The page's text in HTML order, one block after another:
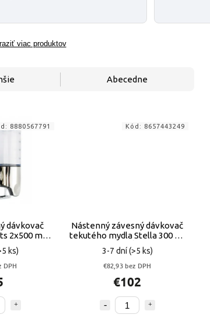
viac produktov
Abecedne
dávkovač
2x500 ml
ks)
DPH
8880567791
Nástenný závesný dávkovač
tekutého mydla Stella 300 ml
CHRÓM
3-7 dní(>5 ks)
€82,93 bez DPH
€102
Kód: 8657443249